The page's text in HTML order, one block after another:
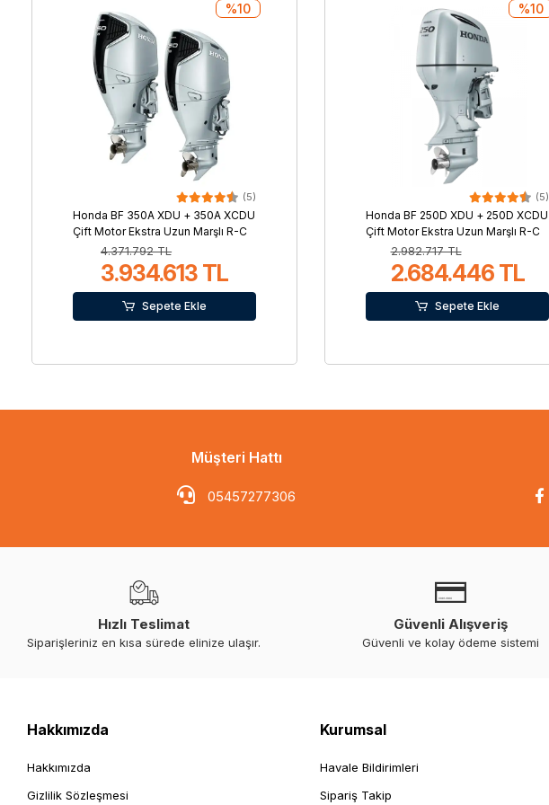
(5)
Honda BF 350A XDU + 350A XCDU
Çift Motor Ekstra Uzun Marşlı R-C
4.371.792 TL
3.934.613 TL
%10
Sepete Ekle
(5)
Honda BF 250D XDU + 250D XCDU
Çift Motor Ekstra Uzun Marşlı R-C
2.982.717 TL
2.684.446 TL
%10
Sepete Ekle
Müşteri Hattı
05457277306
Hızlı Teslimat
Siparişleriniz en kısa sürede elinize ulaşır.
Güvenli Alışveriş
Güvenli ve kolay ödeme sistemi
Hakkımızda
Hakkımızda
Gizlilik Sözleşmesi
Kurumsal
Havale Bildirimleri
Sipariş Takip